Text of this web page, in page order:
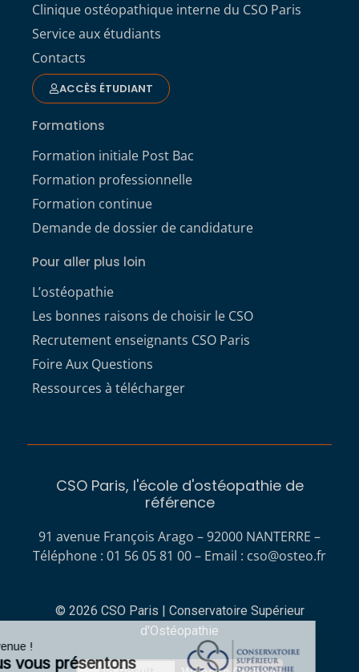
Bienvenue !
Nous vous présentons
Clinique ostéopathique interne du CSO Paris
Service aux étudiants
Contacts
ACCÈS ÉTUDIANT
Formations
Formation initiale Post Bac
Formation professionnelle
Formation continue
Demande de dossier de candidature
Pour aller plus loin
L’ostéopathie
Les bonnes raisons de choisir le CSO
Recrutement enseignants CSO Paris
Foire Aux Questions
Ressources à télécharger
CSO Paris, l'école d'ostéopathie de
référence
91 avenue François Arago – 92000 NANTERRE –
Téléphone : 01 56 05 81 00 – Email : cso@osteo.fr
© 2026 CSO Paris | Conservatoire Supérieur
d'Ostéopathie